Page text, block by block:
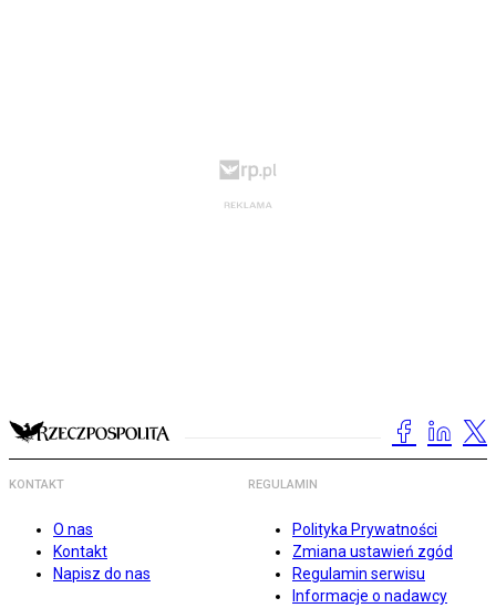
KONTAKT
O nas
Kontakt
Napisz do nas
REGULAMIN
Polityka Prywatności
Zmiana ustawień zgód
Regulamin serwisu
Informacje o nadawcy